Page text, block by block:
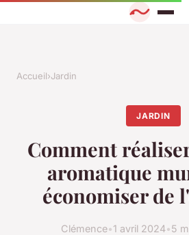
Accueil›Jardin
JARDIN
Comment
aromatique
économiser de
Clémence•1 avril 2024•5